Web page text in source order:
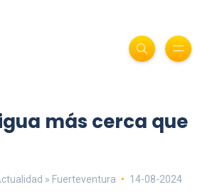
más cerca que
» Fuerteventura 14-08-2024